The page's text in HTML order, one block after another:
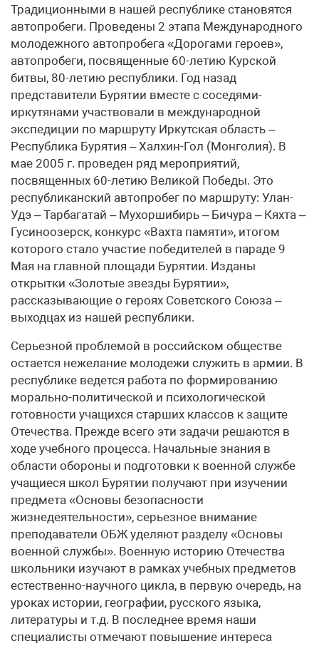
Традиционными в нашей республике становятся
автопробеги. Проведены 2 этапа Международного
молодежного автопробега «Дорогами героев»,
автопробеги, посвященные 60-летию Курской
битвы, 80-летию республики. Год назад
представители Бурятии вместе с соседями-
иркутянами участвовали в международной
экспедиции по маршруту Иркутская область –
Республика Бурятия – Халхин-Гол (Монголия). В
мае 2005 г. проведен ряд мероприятий,
посвященных 60-летию Великой Победы. Это
республиканский автопробег по маршруту: Улан-
Удэ – Тарбагатай – Мухоршибирь – Бичура – Кяхта –
Гусиноозерск, конкурс «Вахта памяти», итогом
которого стало участие победителей в параде 9
Мая на главной площади Бурятии. Изданы
открытки «Золотые звезды Бурятии»,
рассказывающие о героях Советского Союза –
выходцах из нашей республики.
Серьезной проблемой в российском обществе
остается нежелание молодежи служить в армии. В
республике ведется работа по формированию
морально-политической и психологической
готовности учащихся старших классов к защите
Отечества. Прежде всего эти задачи решаются в
ходе учебного процесса. Начальные знания в
области обороны и подготовки к военной службе
учащиеся школ Бурятии получают при изучении
предмета «Основы безопасности
жизнедеятельности», серьезное внимание
преподаватели ОБЖ уделяют разделу «Основы
военной службы». Военную историю Отечества
школьники изучают в рамках учебных предметов
естественно-научного цикла, в первую очередь, на
уроках истории, географии, русского языка,
литературы и т.д. В последнее время наши
специалисты отмечают повышение интереса